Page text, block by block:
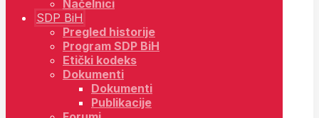
Načelnici
SDP BiH
Pregled historije
Program SDP BiH
Etički kodeks
Dokumenti
Dokumenti
Publikacije